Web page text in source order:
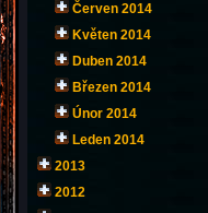
Červen 2014
Květen 2014
Duben 2014
Březen 2014
Únor 2014
Leden 2014
2013
2012